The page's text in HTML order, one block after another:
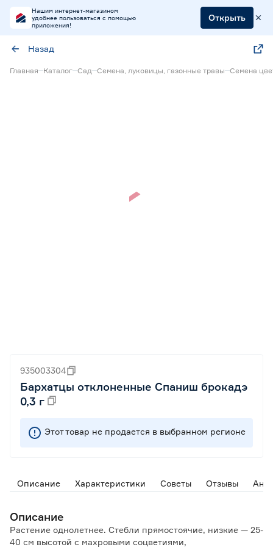
Нашим интернет-магазином
удобнее пользоваться с помощью
приложения!
Открыть
Назад
Главная Каталог Сад Семена, луковицы, газонные травы Семена
935003304
Бархатцы отклоненные Спаниш брокадэ
0,3 г
Этот товар не продается в выбранном регионе
Описание Характеристики Советы Отзывы
Описание
Растение однолетнее. Стебли прямостоячие, низкие — 25-
40 см высотой с махровыми соцветиями,